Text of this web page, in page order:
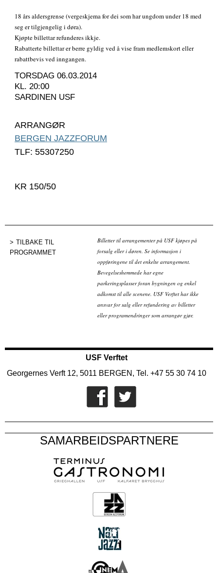
18 års aldersgrense (vergeskjema for dei som har ungdom under 18 med
seg er tilgjengelig i døra).
Kjøpte billettar refunderes ikkje.
Rabatterte billettar er berre gyldig ved å vise fram medlemskort eller
rabattbevis ved inngangen.
TORSDAG 06.03.2014
KL. 20:00
SARDINEN USF
ARRANGØR
BERGEN JAZZFORUM
TLF: 55307250
KR 150/50
TILBAKE TIL
PROGRAMMET
Billetter til arrangementer på USF kjøpes på
forsalg eller i døren. Se informasjon i
oppføringene til det enkelte arrangement.
Bevegelseshemmede har egne
parkeringsplasser foran bygningen og enkel
adkomst til alle scenene. USF Verftet har ikke
ansvar for salg eller refundering av billetter
eller programendringer som arrangør gjør.
USF Verftet
Georgernes Verft 12, 5011 BERGEN, Tel. +47 55 30 74 10
SAMARBEIDSPARTNERE